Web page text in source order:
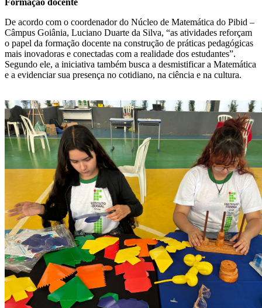
De acordo com o coordenador do Núcleo de Matemática do Pibid –
Câmpus Goiânia, Luciano Duarte da Silva, “as atividades reforçam
o papel da formação docente na construção de práticas pedagógicas
mais inovadoras e conectadas com a realidade dos estudantes”.
Segundo ele, a iniciativa também busca a desmistificar a Matemática
e a evidenciar sua presença no cotidiano, na ciência e na cultura.